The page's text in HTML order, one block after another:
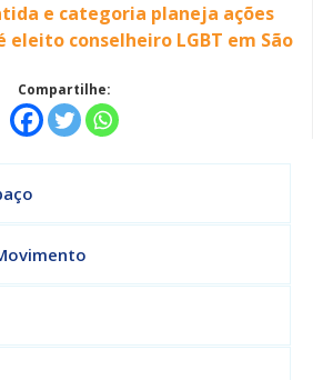
e categoria planeja ações
eleito conselheiro LGBT em São
Compartilhe: